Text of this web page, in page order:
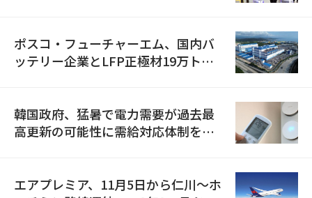
ポスコ・フューチャーエム、国内バ
ッテリー企業とLFP正極材19万トン
韓国政府、猛暑で電力需要が過去最
高更新の可能性に需給対応体制を点
エアプレミア、11月5日から仁川〜ホ